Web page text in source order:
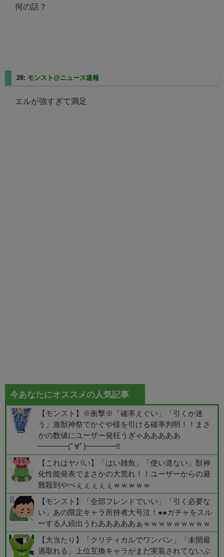
何の話？
28: モンスト@ニュース速報
エルが強すぎて満足
今あなたにオススメの人気記事
【モンスト】※衝撃※「確率えぐい」「引くか迷
う」激獣神祭でかぐや様を引ける確率判明！！まさ
かの数値にユーザー発狂うぎゃあああああ
━━━━(ﾟ∀ﾟ)━━━━!!
【これはヤバい】「はい雑魚」「使い道ない」獣神
化性能発表でまさかの大荒れ！！ユーザーからの避
難殺到やべぇぇぇぇぇｗｗｗｗｗ
【モンスト】「全部フレンドでいい」「引く必要な
い」あの限定キャラ所持者大号泣！●●ガチャをスル
ーする人続出うわあああああぁｗｗｗｗｗｗｗｗｗ
【大当たり】「クリティカルでワンパン」「未開最
適取れる」上位互換キャラがまだ実装されてないぶ